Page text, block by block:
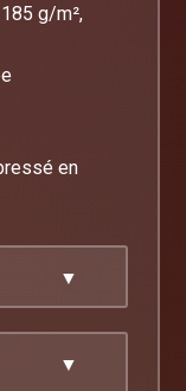
g/m²,
en